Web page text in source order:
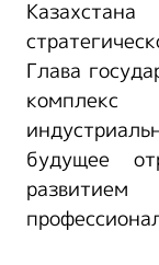
Глава
будущее